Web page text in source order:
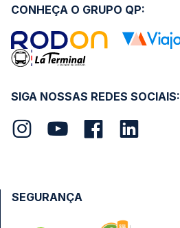
SIGA NOSSAS REDES SOCIAIS:
CONHEÇA O GRUPO QP:
SEGURANÇA